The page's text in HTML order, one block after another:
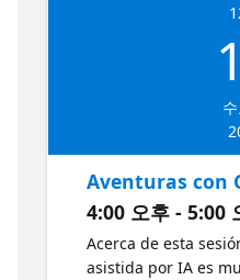
Aventuras con
4:00 오후 - 5:00
Acerca de esta
asistida por IA es